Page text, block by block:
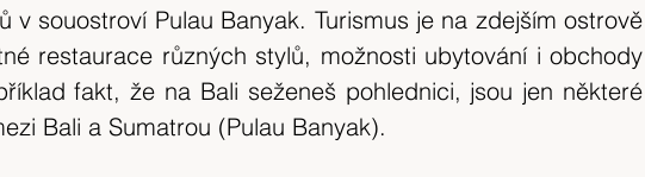
Indonésie tip na výlet Španělsko výlet 2017
s mámou výlet 2020 Česká republika
v souostroví Pulau Banyak. Turismus je na zdejším ostrově
restaurace různých stylů, možnosti ubytování i obchody
fakt, že na Bali seženeš pohlednici, jsou jen některé
Bali a Sumatrou (Pulau Banyak).